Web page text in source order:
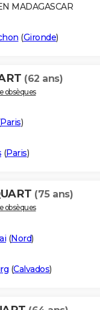
MADAGASCAR
(Gironde)
(62 ans)
obsèques
Paris)
(Paris)
(75 ans)
obsèques
(Nord)
(Calvados)